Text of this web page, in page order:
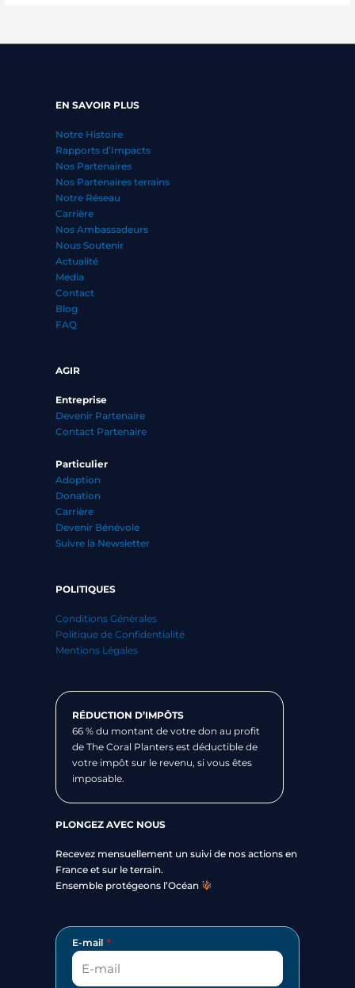
EN SAVOIR PLUS
Notre Histoire
Rapports d’Impacts
Nos Partenaires
Nos Partenaires terrains
Notre Réseau
Carrière
Nos Ambassadeurs
Nous Soutenir
Actualité
Media
Contact
Blog
FAQ
AGIR
Entreprise
Devenir Partenaire
Contact Partenaire
Particulier
Adoption
Donation
Carrière
Devenir Bénévole
Suivre la Newsletter
POLITIQUES
Conditions Générales
Politique de Confidentialité
Mentions Légales
RÉDUCTION D’IMPÔTS
66 % du montant de votre don au profit
de The Coral Planters est déductible de
votre impôt sur le revenu, si vous êtes
imposable.
PLONGEZ AVEC NOUS
Recevez mensuellement un suivi de nos actions en
France et sur le terrain.
Ensemble protégeons l’Océan
E-mail